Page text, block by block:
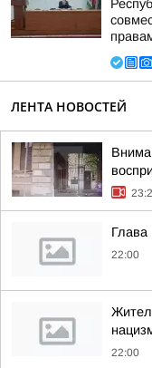
ЛЕНТА НОВОСТЕЙ
Глава
22:00
22:00